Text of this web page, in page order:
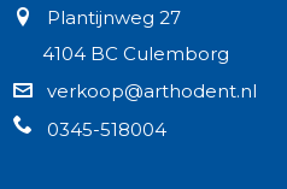
Plantijnweg 27
4104 BC Culemborg
verkoop@arthodent.nl
0345-518004